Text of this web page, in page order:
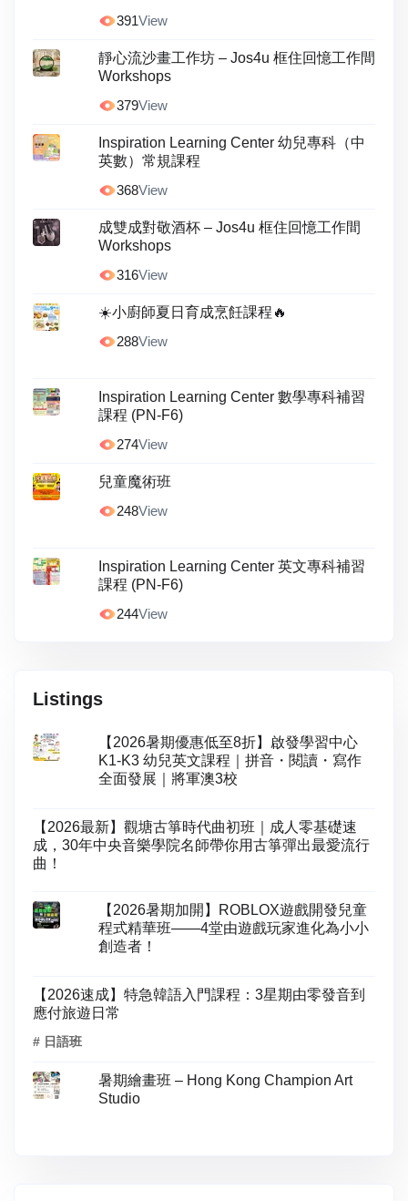
391View
靜心流沙畫工作坊 – Jos4u 框住回憶工作間
Workshops
379View
Inspiration Learning Center 幼兒專科（中
英數）常規課程
368View
成雙成對敬酒杯 – Jos4u 框住回憶工作間
Workshops
316View
☀️小廚師夏日育成烹飪課程🔥
288View
Inspiration Learning Center 數學專科補習
課程 (PN-F6)
274View
兒童魔術班
248View
Inspiration Learning Center 英文專科補習
課程 (PN-F6)
244View
Listings
【2026暑期優惠低至8折】啟發學習中心
K1-K3 幼兒英文課程｜拼音・閱讀・寫作
全面發展｜將軍澳3校
【2026最新】觀塘古箏時代曲初班｜成人零基礎速
成，30年中央音樂學院名師帶你用古箏彈出最愛流行
曲！
【2026暑期加開】ROBLOX遊戲開發兒童
程式精華班——4堂由遊戲玩家進化為小小
創造者！
【2026速成】特急韓語入門課程：3星期由零發音到
應付旅遊日常
# 日語班
暑期繪畫班 – Hong Kong Champion Art
Studio